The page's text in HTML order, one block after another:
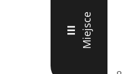
III Miejsce